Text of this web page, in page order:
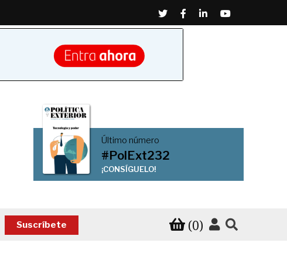
TwitterFacebook
LinkedinYoutube
Último número
#PolExt232
¡CONSÍGUELO!
Suscríbete (0)